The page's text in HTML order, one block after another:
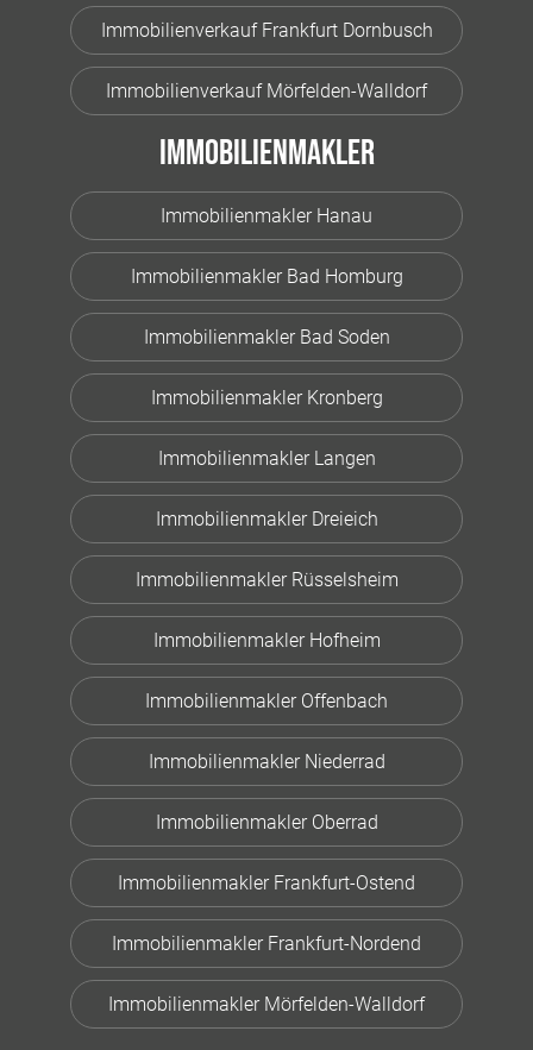
Immobilienverkauf Frankfurt Dornbusch
Immobilienverkauf Mörfelden-Walldorf
Immobilienmakler
Immobilienmakler Hanau
Immobilienmakler Bad Homburg
Immobilienmakler Bad Soden
Immobilienmakler Kronberg
Immobilienmakler Langen
Immobilienmakler Dreieich
Immobilienmakler Rüsselsheim
Immobilienmakler Hofheim
Immobilienmakler Offenbach
Immobilienmakler Niederrad
Immobilienmakler Oberrad
Immobilienmakler Frankfurt-Ostend
Immobilienmakler Frankfurt-Nordend
Immobilienmakler Mörfelden-Walldorf